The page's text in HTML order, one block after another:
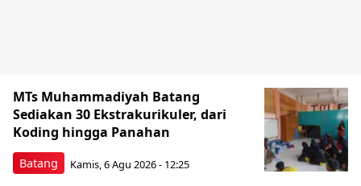
Batang
MTs Muhammadiyah Batang
Sediakan 30 Ekstrakurikuler, dari
Koding hingga Panahan
Kamis, 6 Agu 2026 - 12:25